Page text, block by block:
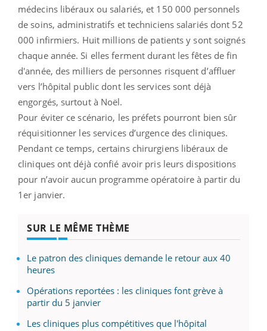
médecins libéraux ou salariés, et 150 000 personnels
de soins, administratifs et techniciens salariés dont 52
000 infirmiers. Huit millions de patients y sont soignés
chaque année. Si elles ferment durant les fêtes de fin
d'année, des milliers de personnes risquent d’affluer
vers l’hôpital public dont les services sont déjà
engorgés, surtout à Noël.
Pour éviter ce scénario, les préfets pourront bien sûr
réquisitionner les services d’urgence des cliniques.
Pendant ce temps, certains chirurgiens libéraux de
cliniques ont déjà confié avoir pris leurs dispositions
pour n’avoir aucun programme opératoire à partir du
1er janvier.
SUR LE MÊME THÈME
Le patron des cliniques demande le retour aux 40
heures
Opérations reportées : les cliniques font grève à
partir du 5 janvier
Les cliniques plus compétitives que l'hôpital